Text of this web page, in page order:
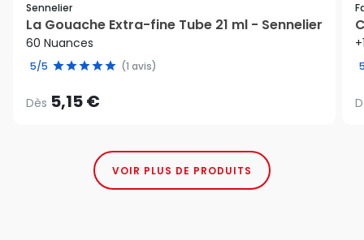
Sennelier
La Gouache Extra-fine Tube 21 ml - Sennelier
60 Nuances
5/5 (1 avis)
Dès 5,15 €
VOIR PLUS DE PRODUITS